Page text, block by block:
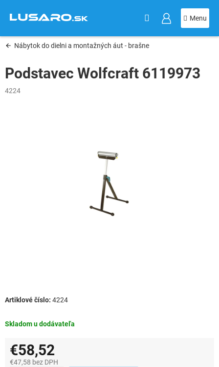
obsah
Nábytok do dielni a montažných áut - brašne
Podstavec Wolfcraft 6119973
4224
Skladom u dodávateľa
4224
€58,52
€47,58 bez DPH